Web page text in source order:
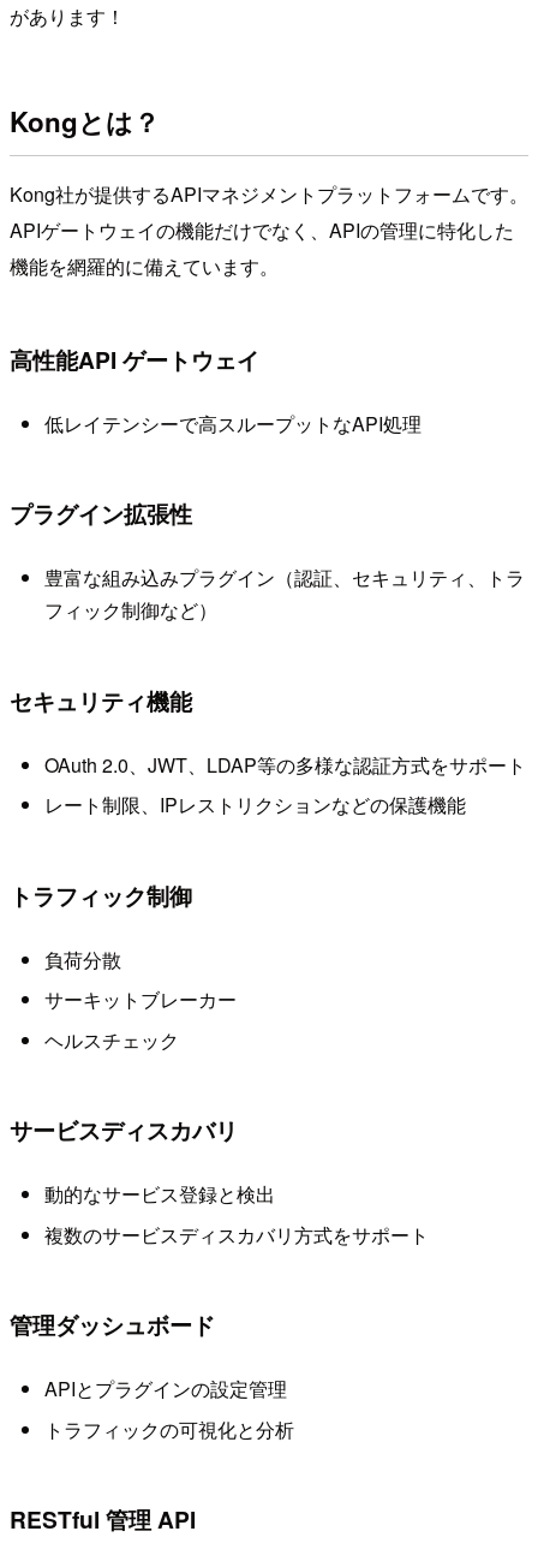
があります！
Kongとは？
Kong社が提供するAPIマネジメントプラットフォームです。
APIゲートウェイの機能だけでなく、APIの管理に特化した
機能を網羅的に備えています。
高性能API ゲートウェイ
低レイテンシーで高スループットなAPI処理
プラグイン拡張性
豊富な組み込みプラグイン（認証、セキュリティ、トラ
フィック制御など）
セキュリティ機能
OAuth 2.0、JWT、LDAP等の多様な認証方式をサポート
レート制限、IPレストリクションなどの保護機能
トラフィック制御
負荷分散
サーキットブレーカー
ヘルスチェック
サービスディスカバリ
動的なサービス登録と検出
複数のサービスディスカバリ方式をサポート
管理ダッシュボード
APIとプラグインの設定管理
トラフィックの可視化と分析
RESTful 管理 API